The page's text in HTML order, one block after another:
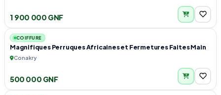
1 900 000 GNF
COIFFURE
Magnifiques Perruques Africaines et Fermetures Faites Main
Conakry
500 000 GNF